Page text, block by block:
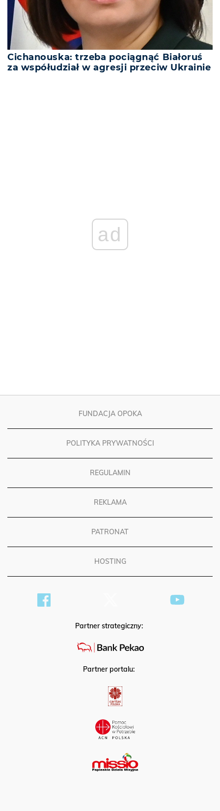
Cichanouska: trzeba pociągnąć Białoruś
za współudział w agresji przeciw Ukrainie
FUNDACJA OPOKA
Partner strategiczny:
Partner portalu: